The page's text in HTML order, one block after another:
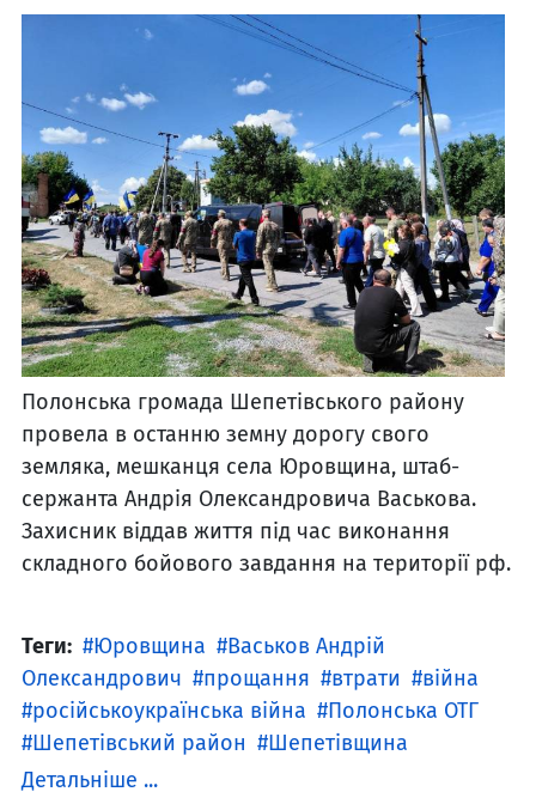
Полонська громада Шепетівського району
провела в останню земну дорогу свого
земляка, мешканця села Юровщина, штаб-
сержанта Андрія Олександровича Васькова.
Захисник віддав життя під час виконання
складного бойового завдання на території рф.
Теги: Юровщина
Васьков Андрій
Олександрович
прощання втрати
війна
російськоукраїнська війна
Полонська ОТГ
Шепетівський район
Шепетівщина
Детальніше ...